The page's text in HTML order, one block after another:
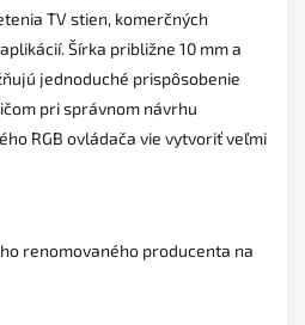
TV stien, komerčných
Šírka približne 10 mm a
jednoduché prispôsobenie
pri správnom návrhu
RGB ovládača vie vytvoriť veľmi
renomovaného producenta na